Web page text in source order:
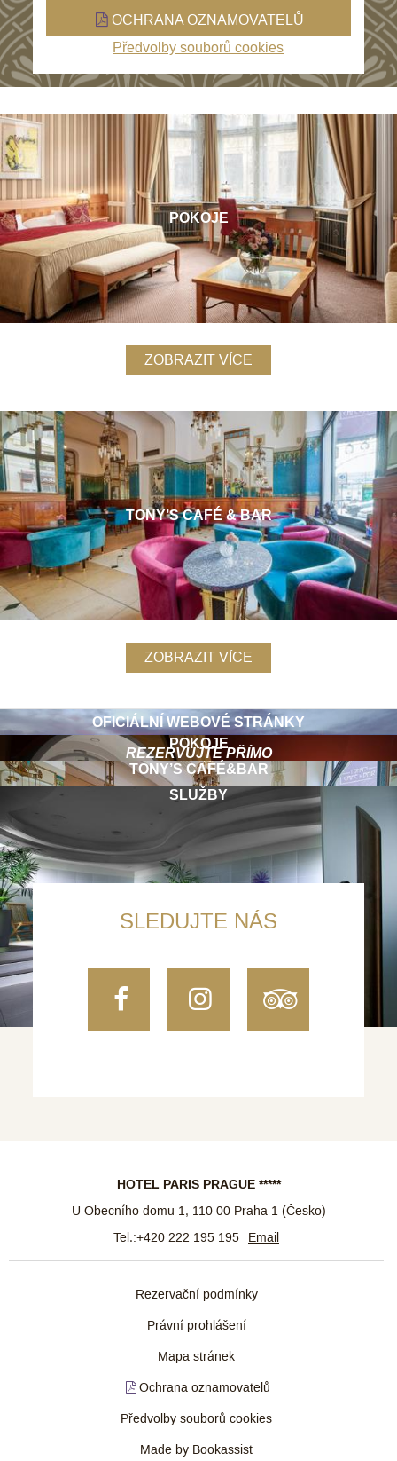
OCHRANA OZNAMOVATELŮ
Předvolby souborů cookies
POKOJE
ZOBRAZIT VÍCE
TONY’S CAFÉ & BAR
ZOBRAZIT VÍCE
OFICIÁLNÍ WEBOVÉ STRÁNKY
REZERVUJTE PŘÍMO
POKOJE
TONY’S CAFÉ&BAR
SLUŽBY
SLEDUJTE NÁS
FacebookInstagram
HOTEL PARIS PRAGUE *****
U Obecního domu 1, 110 00 Praha 1(Česko)
Tel.:+420 222 195 195 Email
Rezervační podmínky
Právní prohlášení
Mapa stránek
Ochrana oznamovatelů
Předvolby souborů cookies
Made by Bookassist